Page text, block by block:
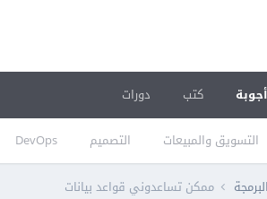
التسويق والمبيعات التصميم DevOps
كتب دورات
ممكن تساعدوني قواعد بيانات